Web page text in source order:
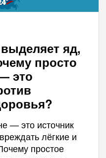
яд,
просто
это
— это источник
лёгкие и
простое